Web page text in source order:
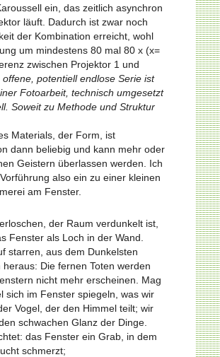
ein, das zeitlich asynchron
läuft. Dadurch ist zwar noch
der Kombination erreicht, wohl
um mindestens 80 mal 80 x (x=
zwischen Projektor 1 und
offene, potentiell endlose Serie ist
Fotoarbeit, technisch umgesetzt
Soweit zu Methode und Struktur
Materials, der Form, ist
dann beliebig und kann mehr oder
Geistern überlassen werden. Ich
also ein zu einer kleinen
am Fenster.
der Raum verdunkelt ist,
Fenster als Loch in der Wand.
starren, aus dem Dunkelsten
Die fernen Toten werden
nicht mehr erscheinen. Mag
sich im Fenster spiegeln, was wir
Vogel, der den Himmel teilt; wir
schwachen Glanz der Dinge.
das Fenster ein Grab, in dem
schmerzt;